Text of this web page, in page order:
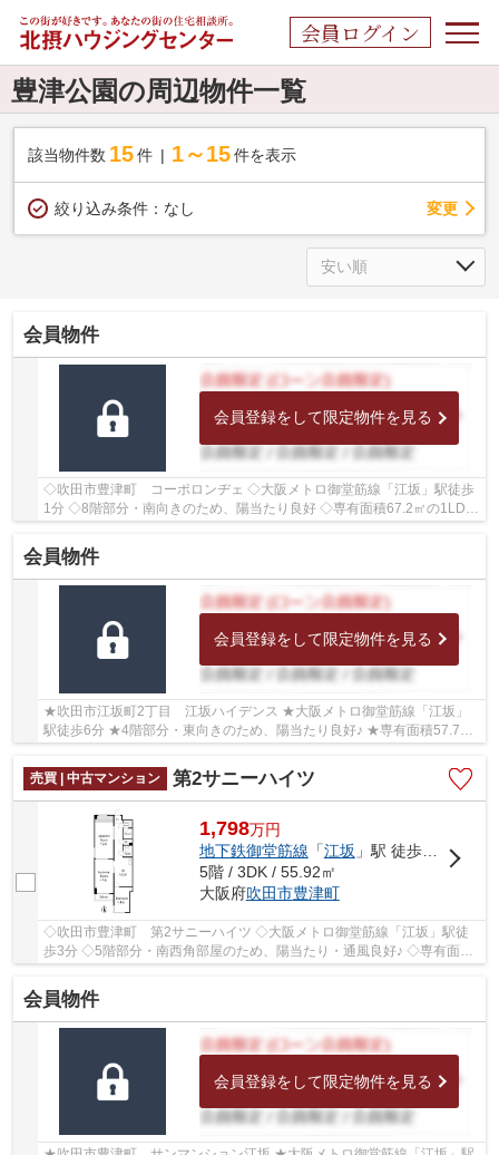
会員ログイン
豊津公園の周辺物件一覧
該当物件数 15件 1～15 件を表示
絞り込み条件： なし 変更
会員物件
会員登録をして限定物件を見る
◇吹田市豊津町 コーポロンヂェ ◇大阪メトロ御堂筋線「江坂」駅徒歩
1分 ◇8階部分・南向きのため、陽当たり良好 ◇専有面積67.2㎡の1LDK
会員物件
会員登録をして限定物件を見る
★吹田市江坂町2丁目 江坂ハイデンス ★大阪メトロ御堂筋線「江坂」
駅徒歩6分 ★4階部分・東向きのため、陽当たり良好♪ ★専有面積57.75
㎡の3LDK ★学校区は豊津第二小学校、豊津西中学校 ...
売買 | 中古マンション
第2サニーハイツ
1,798万円
地下鉄御堂筋線 「江坂 」駅 徒歩3分
5階 / 3DK / 55.92㎡
大阪府吹田市豊津町
◇吹田市豊津町 第2サニーハイツ ◇大阪メトロ御堂筋線「江坂」駅徒
歩3分 ◇5階部分・南西角部屋のため、陽当たり・通風良好♪ ◇専有面積
会員物件
会員登録をして限定物件を見る